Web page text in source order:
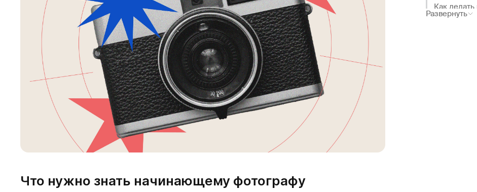
Что нужно знать начинающему фотографу
Как
Выводы
Развернуть